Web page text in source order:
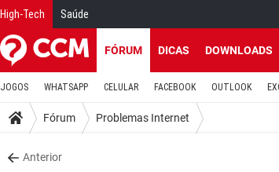
High-Tech Saúde
FÓRUM DICAS DOWNLOADS
JOGOS WHATSAPP CELULAR FACEBOOK OUTLOOK
Fórum Problemas Internet
Anterior